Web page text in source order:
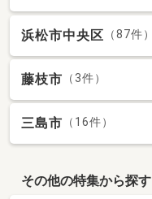
浜松市中央区 （87件）
藤枝市 （3件）
三島市 （16件）
その他の特集から探す